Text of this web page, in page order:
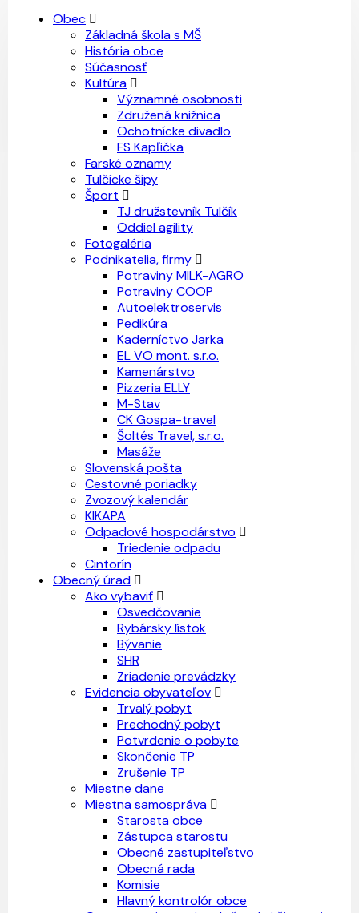
Obec
Základná škola s MŠ
História obce
Súčasnosť
Kultúra
Významné osobnosti
Združená knižnica
Ochotnícke divadlo
FS Kapľička
Farské oznamy
Tulčícke šípy
Šport
TJ družstevník Tulčík
Oddiel agility
Fotogaléria
Podnikatelia, firmy
Potraviny MILK-AGRO
Potraviny COOP
Autoelektroservis
Pedikúra
Kaderníctvo Jarka
EL VO mont. s.r.o.
Kamenárstvo
Pizzeria ELLY
M-Stav
CK Gospa-travel
Šoltés Travel, s.r.o.
Masáže
Slovenská pošta
Cestovné poriadky
Zvozový kalendár
KIKAPA
Odpadové hospodárstvo
Triedenie odpadu
Cintorín
Obecný úrad
Ako vybaviť
Osvedčovanie
Rybársky lístok
Bývanie
SHR
Zriadenie prevádzky
Evidencia obyvateľov
Trvalý pobyt
Prechodný pobyt
Potvrdenie o pobyte
Skončenie TP
Zrušenie TP
Miestne dane
Miestna samospráva
Starosta obce
Zástupca starostu
Obecné zastupiteľstvo
Obecná rada
Komisie
Hlavný kontrolór obce